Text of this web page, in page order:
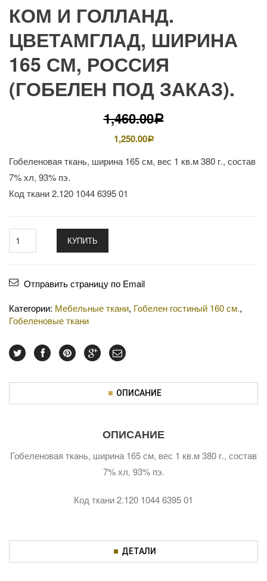
КОМ И ГОЛЛАНД.
ЦВЕТАМГЛАД, ШИРИНА
165 СМ, РОССИЯ
(ГОБЕЛЕН ПОД ЗАКАЗ).
1,460.00Р
1,250.00Р
Гобеленовая ткань, ширина 165 см, вес 1 кв.м 380 г., состав
7% хл, 93% пэ.
Код ткани 2.120 1044 6395 01
КУПИТЬ
Отправить страницу по Email
Категории: Мебельные ткани, Гобелен гостиный 160 см.,
Гобеленовые ткани
ОПИСАНИЕ
ОПИСАНИЕ
Гобеленовая ткань, ширина 165 см, вес 1 кв.м 380 г., состав
7% хл, 93% пэ.
Код ткани 2.120 1044 6395 01
ДЕТАЛИ